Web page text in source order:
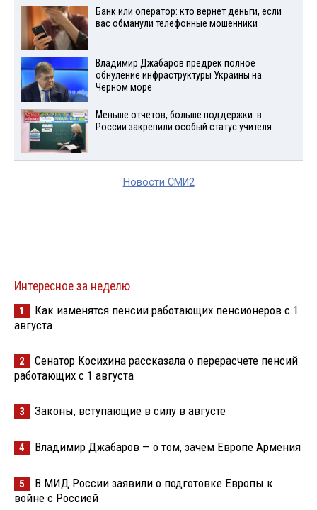
Банк или оператор: кто вернет деньги, если
вас обманули телефонные мошенники
Владимир Джабаров предрек полное
обнуление инфраструктуры Украины на
Черном море
Меньше отчетов, больше поддержки: в
России закрепили особый статус учителя
Новости СМИ2
Интересное за неделю
1
Как изменятся пенсии работающих пенсионеров с 1
августа
2
Сенатор Косихина рассказала о перерасчете пенсий
работающих с 1 августа
3 Законы, вступающие в силу в августе
4 Владимир Джабаров — о том, зачем Европе Армения
5
В МИД России заявили о подготовке Европы к
войне с Россией